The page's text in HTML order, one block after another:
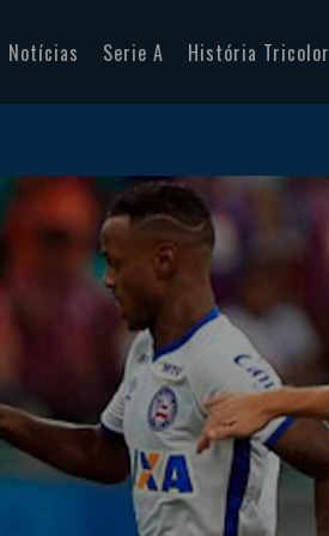
Notícias Serie A História Tricolor